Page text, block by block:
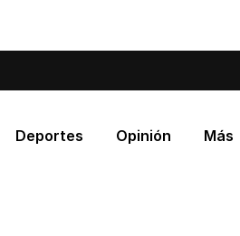
Deportes Opinión Más